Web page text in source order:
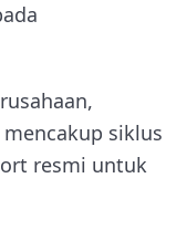
siklus
resmi untuk